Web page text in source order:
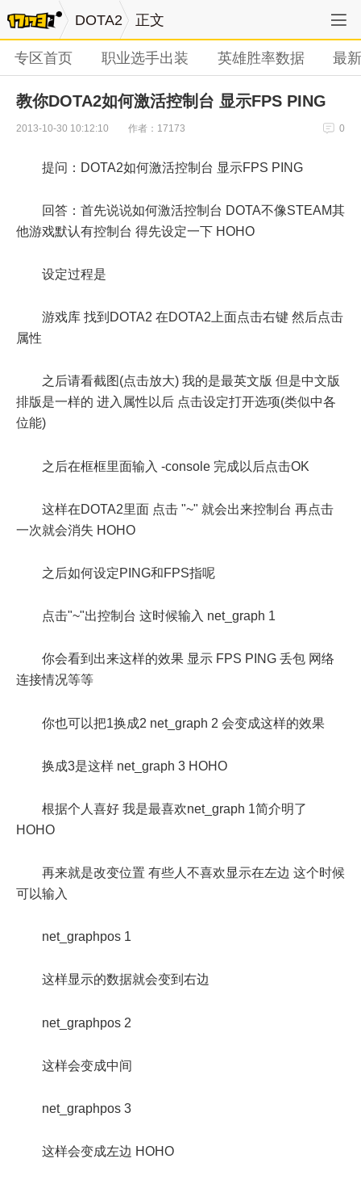
DOTA2 正文
专区首页 职业选手出装 英雄胜率数据 最
教你DOTA2如何激活控制台 显示FPS PING
2013-10-30 10:12:10 作者：17173 0
提问：DOTA2如何激活控制台 显示FPS PING
回答：首先说说如何激活控制台 DOTA不像STEAM其
他游戏默认有控制台 得先设定一下 HOHO
设定过程是
游戏库 找到DOTA2 在DOTA2上面点击右键 然后点击
属性
之后请看截图(点击放大) 我的是最英文版 但是中文版
排版是一样的 进入属性以后 点击设定打开选项(类似中各
位能)
之后在框框里面输入 -console 完成以后点击OK
这样在DOTA2里面 点击 "~" 就会出来控制台 再点击
一次就会消失 HOHO
之后如何设定PING和FPS指呢
点击"~"出控制台 这时候输入 net_graph 1
你会看到出来这样的效果 显示 FPS PING 丢包 网络
连接情况等等
你也可以把1换成2 net_graph 2 会变成这样的效果
换成3是这样 net_graph 3 HOHO
根据个人喜好 我是最喜欢net_graph 1简介明了
HOHO
再来就是改变位置 有些人不喜欢显示在左边 这个时候
可以输入
net_graphpos 1
这样显示的数据就会变到右边
net_graphpos 2
这样会变成中间
net_graphpos 3
这样会变成左边 HOHO